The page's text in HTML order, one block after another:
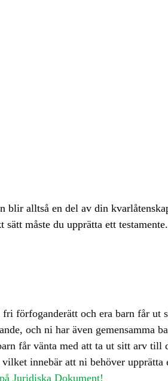
blir alltså en del av din
måste du upprätta ett
förfoganderätt och era barn får
och ni har även gemensamma
får vänta med att ta ut sitt arv till
innebär att ni behöver
Juridiska Dokument!